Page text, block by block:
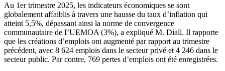
Au 1er trimestre 2025, les indicateurs économiques se sont
globalement affaiblis à travers une hausse du taux d’inflation qui
atteint 5,5%, dépassant ainsi la norme de convergence
communautaire de I’UEMOA (3%), a expliqué M. Diall. Il rapporte
que les créations d’emplois ont augmenté par rapport au trimestre
précédent, avec 8 624 emplois dans le secteur privé et 4 246 dans le
secteur public. Par contre, 769 pertes d’emplois ont été enregistrées.